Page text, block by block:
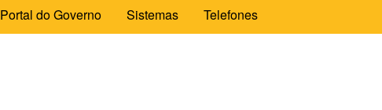
Portal do Governo Sistemas Telefones